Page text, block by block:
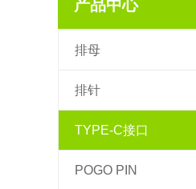
产品中心
排母
排针
TYPE-C接口
POGO PIN